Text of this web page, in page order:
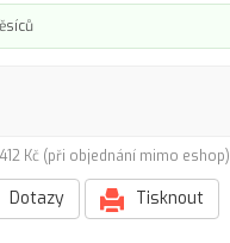
Kč (při objednání mimo eshop)
Dotazy Tisknout